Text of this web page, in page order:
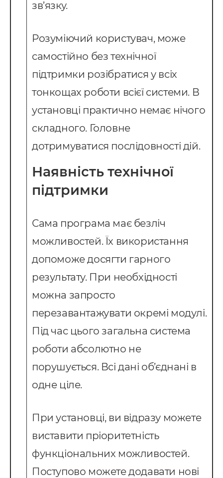
зв’язку.
Розуміючий користувач, може
самостійно без технічної
підтримки розібратися у всіх
тонкощах роботи всієї системи. В
установці практично немає нічого
складного. Головне
дотримуватися послідовності дій.
Наявність технічної
підтримки
Сама програма має безліч
можливостей. Їх використання
допоможе досягти гарного
результату. При необхідності
можна запросто
перезавантажувати окремі модулі.
Під час цього загальна система
роботи абсолютно не
порушується. Всі дані об’єднані в
одне ціле.
При установці, ви відразу можете
виставити пріоритетність
функціональних можливостей.
Поступово можете додавати нові